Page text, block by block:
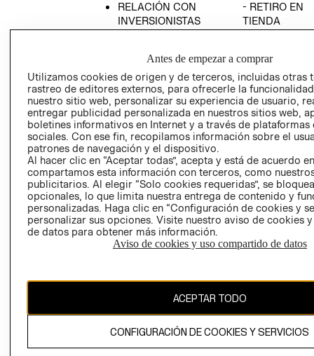
RELACIÓN CON
INVERSIONISTAS
EMPRESARIAL
- RETIRO EN
TIENDA
CONDICIONES
AVISO DE
PRIVACIDAD
GIFT CARD
AVISO DE
COOKIES
Chile ($)
El contenido de esta página web está protegido por copyright y es
propiedad de H&M Hennes & Mauritz AB.
Antes de empezar a comprar
Utilizamos cookies de origen y de terceros, incluidas otras
rastreo de editores externos, para ofrecerle la
nuestro sitio web, personalizar su experiencia de usuario,
entregar publicidad personalizada en nuestros sitios web,
boletines informativos en Internet y a través de plataformas
sociales. Con ese fin, recopilamos información sobre el
patrones de navegación y el dispositivo.
Al hacer clic en “Aceptar todas”, acepta y está de acuerdo
compartamos esta información con terceros, como
publicitarios. Al elegir “Solo cookies requeridas”, se
opcionales, lo que limita nuestra entrega de contenido y
personalizadas. Haga clic en “Configuración de cookies y
personalizar sus opciones. Visite nuestro aviso de cookies
de datos para obtener más información.
Aviso de cookies y uso compartido de datos
ACEPTAR TODO
CONFIGURACIÓN DE COOKIES Y SERVICIOS